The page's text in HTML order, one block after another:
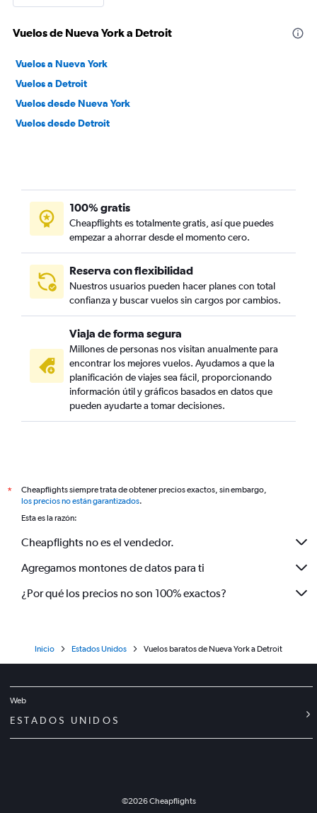
Vuelos de Nueva York a Detroit
Vuelos a Nueva York
Vuelos a Detroit
Vuelos desde Nueva York
Vuelos desde Detroit
100% gratis
Cheapflights es totalmente gratis, así que puedes
empezar a ahorrar desde el momento cero.
Reserva con flexibilidad
Nuestros usuarios pueden hacer planes con total
confianza y buscar vuelos sin cargos por cambios.
Viaja de forma segura
Millones de personas nos visitan anualmente para
encontrar los mejores vuelos. Ayudamos a que la
planificación de viajes sea fácil, proporcionando
información útil y gráficos basados en datos que
pueden ayudarte a tomar decisiones.
*
Cheapflights siempre trata de obtener precios exactos, sin embargo,
los precios no están garantizados.
Esta es la razón:
Cheapflights no es el vendedor.
Agregamos montones de datos para ti
¿Por qué los precios no son 100% exactos?
Inicio Estados Unidos Vuelos baratos de Nueva York a Detroit
Web
ESTADOS UNIDOS
©2026Cheapflights